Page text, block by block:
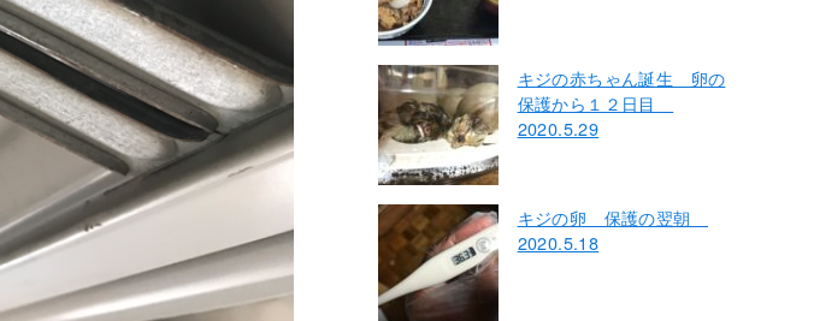
キジの赤ちゃん誕生 卵の
保護から１２日目
2020.5.29
キジの卵 保護の翌朝
2020.5.18